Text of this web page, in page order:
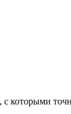
которыми